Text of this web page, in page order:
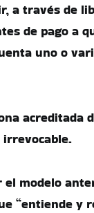
a través de
de pago a
uno o
acreditada
modelo
“entiende y